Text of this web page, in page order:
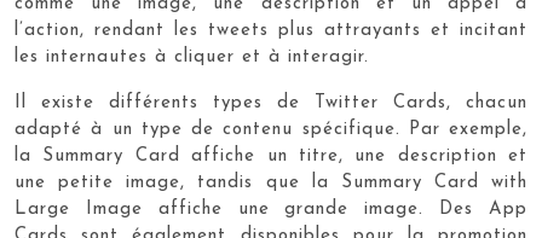
comme une image, une description et un appel à
l’action, rendant les tweets plus attrayants et incitant
les internautes à cliquer et à interagir.
Il existe différents types de Twitter Cards, chacun
adapté à un type de contenu spécifique. Par exemple,
la Summary Card affiche un titre, une description et
une petite image, tandis que la Summary Card with
Large Image affiche une grande image. Des App